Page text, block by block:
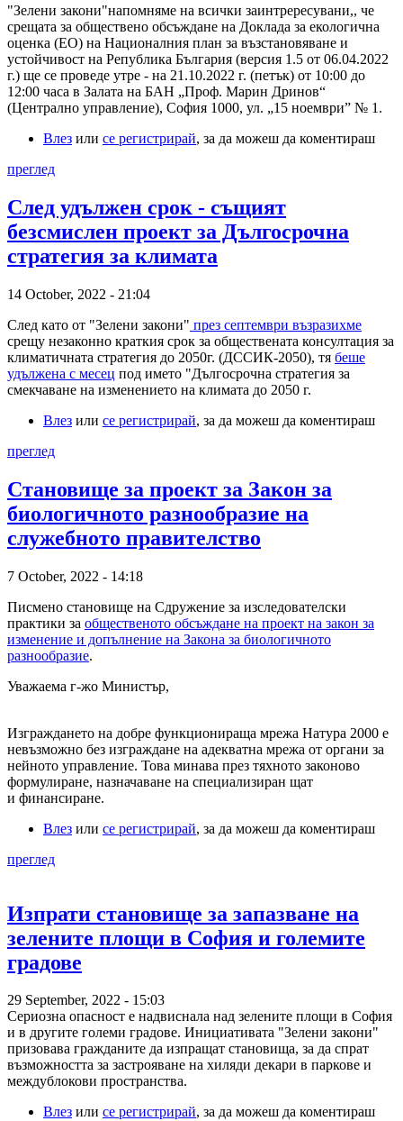
"Зелени закони"напомняме на всички заинтрересувани,, че
срещата за обществено обсъждане на Доклада за екологична
оценка (ЕО) на Националния план за възстановяване и
устойчивост на Република България (версия 1.5 от 06.04.2022
г.) ще се проведе утре - на 21.10.2022 г. (петък) от 10:00 до
12:00 часа в Залата на БАН „Проф. Марин Дринов“
(Централно управление), София 1000, ул. „15 ноември” № 1.
Влез или се регистрирай, за да можеш да коментираш
преглед
След удължен срок - същият
безсмислен проект за Дългосрочна
стратегия за климата
14 October, 2022 - 21:04
След като от "Зелени закони" през септември възразихме
срещу незаконно краткия срок за обществената консултация за
климатичната стратегия до 2050г. (ДССИК-2050), тя беше
удължена с месец под името "Дългосрочна стратегия за
смекчаване на изменението на климата до 2050 г.
Влез или се регистрирай, за да можеш да коментираш
преглед
Становище за проект за Закон за
биологичното разнообразие на
служебното правителство
7 October, 2022 - 14:18
Писмено становище на Сдружение за изследователски
практики за общественото обсъждане на проект на закон за
изменение и допълнение на Закона за биологичното
разнообразие.
Уважаема г-жо Министър,
Изграждането на добре функционираща мрежа Натура 2000 е
невъзможно без изграждане на адекватна мрежа от органи за
нейното управление. Това минава през тяхното законово
формулиране, назначаване на специализиран щат
и финансиране.
Влез или се регистрирай, за да можеш да коментираш
преглед
Изпрати становище за запазване на
зелените площи в София и големите
градове
29 September, 2022 - 15:03
Сериозна опасност е надвиснала над зелените площи в София
и в другите големи градове. Инициативата "Зелени закони"
призовава гражданите да изпращат становища, за да спрат
възможността за застрояване на хиляди декари в паркове и
междублокови пространства.
Влез или се регистрирай, за да можеш да коментираш